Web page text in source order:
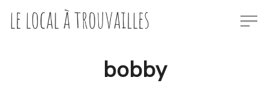
bobby